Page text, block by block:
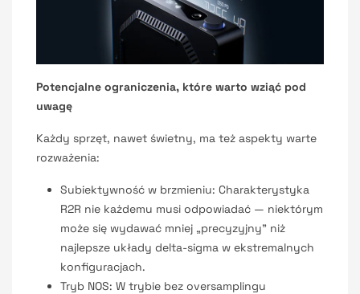
Potencjalne ograniczenia, które warto wziąć pod
uwagę
Każdy sprzęt, nawet świetny, ma też aspekty warte
rozważenia:
Subiektywność w brzmieniu: Charakterystyka
R2R nie każdemu musi odpowiadać — niektórym
może się wydawać mniej „precyzyjny” niż
najlepsze układy delta-sigma w ekstremalnych
konfiguracjach.
Tryb NOS: W trybie bez oversamplingu